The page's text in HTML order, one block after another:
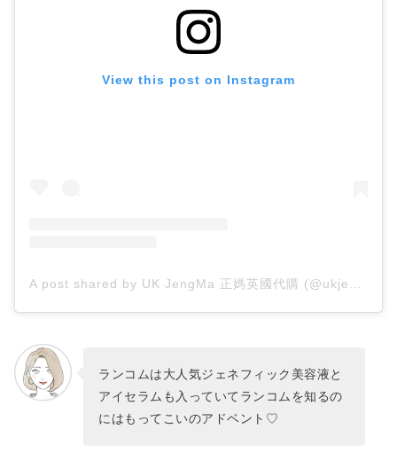
View this post on Instagram
A post shared by UK JengMa 正媽英國代購 (@ukjengma)
ランコムは大人気ジェネフィック美容液と
アイセラムも入っていてランコムを知るの
にはもってこいのアドベント♡